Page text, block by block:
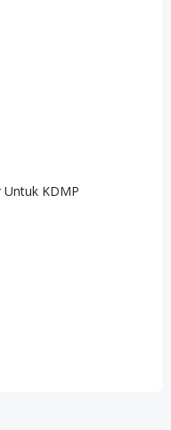
Untuk KDMP